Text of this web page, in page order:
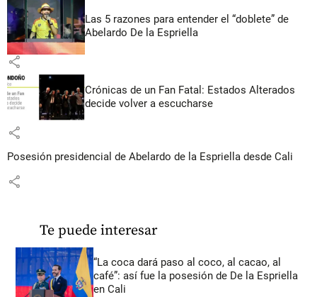
Las 5 razones para entender el “doblete” de
Abelardo De la Espriella
share
Crónicas de un Fan Fatal: Estados Alterados
decide volver a escucharse
share
Posesión presidencial de Abelardo de la Espriella desde Cali
share
Te puede interesar
“La coca dará paso al coco, al cacao, al
café”: así fue la posesión de De la Espriella
en Cali